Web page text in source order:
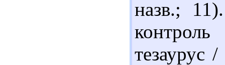
назв.;
тезаурус